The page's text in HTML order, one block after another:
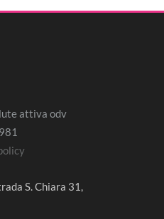
attiva odv
S. Chiara 31,